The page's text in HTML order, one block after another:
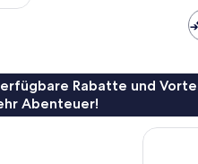
Rabatte und
Abenteuer!